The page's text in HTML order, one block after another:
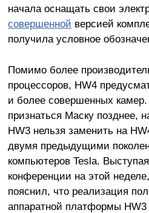
начала оснащать свои
совершенной версией
получила условное
Помимо более
процессоров, HW4
и более совершенных
признаться Маску позднее,
HW3 нельзя заменить на
двумя предыдущими
компьютеров Tesla.
конференции на этой
пояснил, что реализация
аппаратной платформы